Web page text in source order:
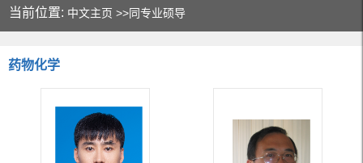
当前位置: 中文主页 >>同专业硕导
药物化学